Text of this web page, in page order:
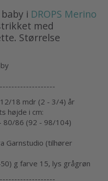
i DROPS Merino
med
Størrelse
18 mdr (2 - 3/4) år
højde i cm:
86 (92 - 98/104)
Garnstudio (tilhører
g farve 15, lys grågrøn